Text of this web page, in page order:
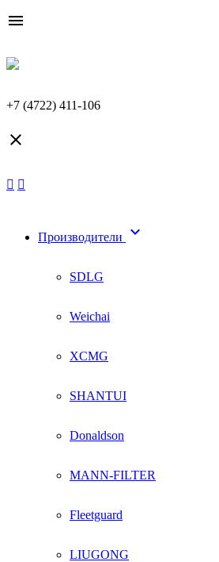

+7 (4722) 411-106

Производители 
SDLG
Weichai
XCMG
SHANTUI
Donaldson
MANN-FILTER
Fleetguard
LIUGONG